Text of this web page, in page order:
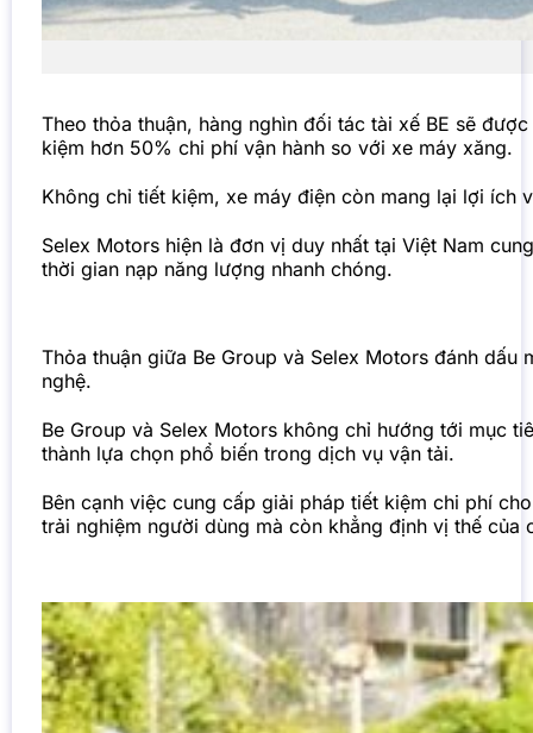
Theo thỏa thuận, hàng nghìn đối tác tài xế BE sẽ
kiệm hơn 50% chi phí vận hành so với xe máy xăng.
Không chỉ tiết kiệm, xe máy điện còn mang lại lợi ích
Selex Motors hiện là đơn vị duy nhất tại Việt Nam
thời gian nạp năng lượng nhanh chóng.
Thỏa thuận giữa Be Group và Selex Motors đánh
nghệ.
Be Group và Selex Motors không chỉ hướng tới mục
thành lựa chọn phổ biến trong dịch vụ vận tải.
Bên cạnh việc cung cấp giải pháp tiết kiệm chi phí
trải nghiệm người dùng mà còn khẳng định vị thế